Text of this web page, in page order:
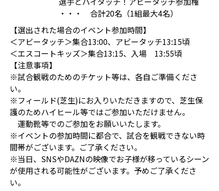
・・・ 合計20名（1組最大4名）
【選出された場合のイベント参加時間】
＜アビータッチ＞集合13:00、アビータッチ13:15頃
＜エスコートキッズ＞集合13:15、入場 13:55頃
【注意事項】
※試合観戦のためのチケット等は、各自ご準備くださ
い。
※フィールド(芝生)にお入りいただきますので、芝生保
護のためハイヒール等ではご参加いただけません。
運動靴等でのご参加をお願いいたします。
※イベントの参加時間に都合で、試合を観戦できない時
間帯がございます。ご了承ください。
※当日、SNSやDAZNの映像でお子様が移っているシーン
が使用される可能性がございます。予めご了承くださ
い。